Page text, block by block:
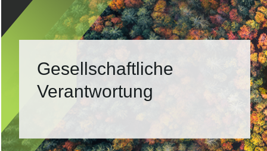
Gesellschaftliche
Verantwortung